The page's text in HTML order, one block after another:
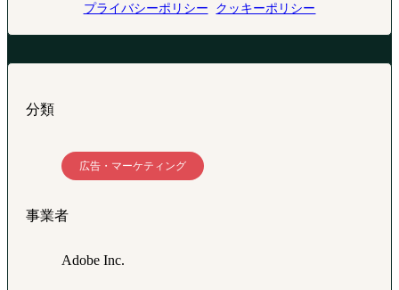
プライバシーポリシー クッキーポリシー
分類
広告・マーケティング
事業者
Adobe Inc.